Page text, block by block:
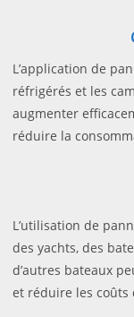
L’application de
réfrigérés et les
augmenter
réduire la
L’utilisation de
des yachts, des
d’autres bateaux
et réduire les coûts